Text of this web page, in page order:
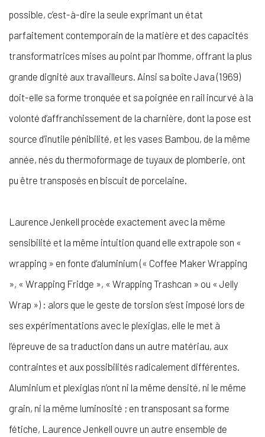
possible, c’est-à-dire la seule exprimant un état
parfaitement contemporain de la matière et des capacités
transformatrices mises au point par l’homme, offrant la plus
grande dignité aux travailleurs. Ainsi sa boîte Java (1969)
doit-elle sa forme tronquée et sa poignée en rail incurvé à la
volonté d’affranchissement de la charnière, dont la pose est
source d’inutile pénibilité, et les vases Bambou, de la même
année, nés du thermoformage de tuyaux de plomberie, ont
pu être transposés en biscuit de porcelaine.
Laurence Jenkell procède exactement avec la même
sensibilité et la même intuition quand elle extrapole son «
wrapping » en fonte d’aluminium (« Coffee Maker Wrapping
», « Wrapping Fridge », « Wrapping Trashcan » ou « Jelly
Wrap ») : alors que le geste de torsion s’est imposé lors de
ses expérimentations avec le plexiglas, elle le met à
l’épreuve de sa traduction dans un autre matériau, aux
contraintes et aux possibilités radicalement différentes.
Aluminium et plexiglas n’ont ni la même densité, ni le même
grain, ni la même luminosité ; en transposant sa forme
fétiche, Laurence Jenkell ouvre un autre ensemble de